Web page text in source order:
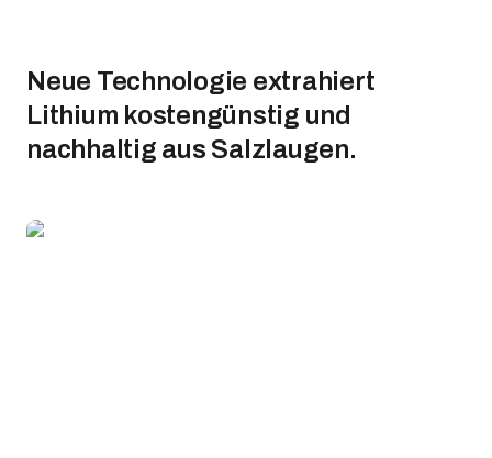
Neue Technologie extrahiert
Lithium kostengünstig und
nachhaltig aus Salzlaugen.